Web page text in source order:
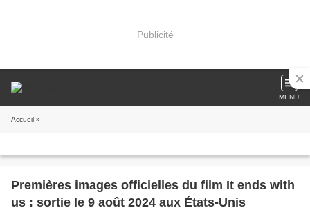
Publicité
MENU
Accueil »
Premières images officielles du film It ends with
us : sortie le 9 août 2024 aux États-Unis